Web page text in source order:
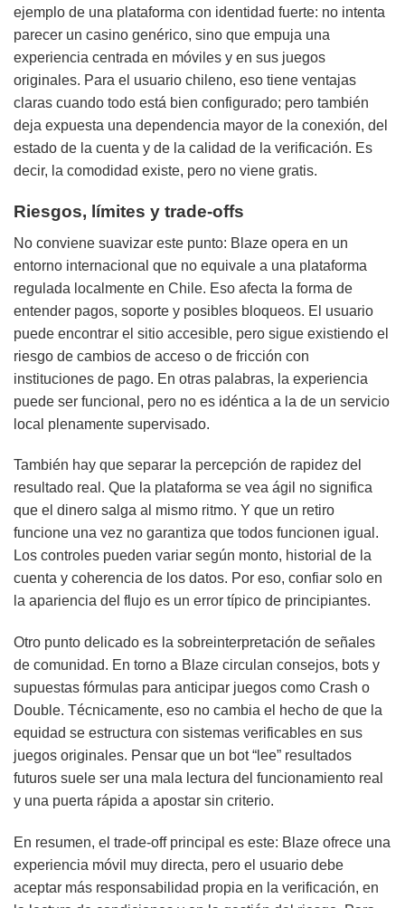
ejemplo de una plataforma con identidad fuerte: no intenta
parecer un casino genérico, sino que empuja una
experiencia centrada en móviles y en sus juegos
originales. Para el usuario chileno, eso tiene ventajas
claras cuando todo está bien configurado; pero también
deja expuesta una dependencia mayor de la conexión, del
estado de la cuenta y de la calidad de la verificación. Es
decir, la comodidad existe, pero no viene gratis.
Riesgos, límites y trade-offs
No conviene suavizar este punto: Blaze opera en un
entorno internacional que no equivale a una plataforma
regulada localmente en Chile. Eso afecta la forma de
entender pagos, soporte y posibles bloqueos. El usuario
puede encontrar el sitio accesible, pero sigue existiendo el
riesgo de cambios de acceso o de fricción con
instituciones de pago. En otras palabras, la experiencia
puede ser funcional, pero no es idéntica a la de un servicio
local plenamente supervisado.
También hay que separar la percepción de rapidez del
resultado real. Que la plataforma se vea ágil no significa
que el dinero salga al mismo ritmo. Y que un retiro
funcione una vez no garantiza que todos funcionen igual.
Los controles pueden variar según monto, historial de la
cuenta y coherencia de los datos. Por eso, confiar solo en
la apariencia del flujo es un error típico de principiantes.
Otro punto delicado es la sobreinterpretación de señales
de comunidad. En torno a Blaze circulan consejos, bots y
supuestas fórmulas para anticipar juegos como Crash o
Double. Técnicamente, eso no cambia el hecho de que la
equidad se estructura con sistemas verificables en sus
juegos originales. Pensar que un bot “lee” resultados
futuros suele ser una mala lectura del funcionamiento real
y una puerta rápida a apostar sin criterio.
En resumen, el trade-off principal es este: Blaze ofrece una
experiencia móvil muy directa, pero el usuario debe
aceptar más responsabilidad propia en la verificación, en